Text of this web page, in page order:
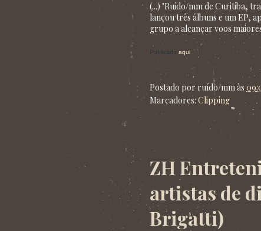
(...) "Ruido/mm de Curitiba,
lançou três álbuns e um EP,
grupo a alcançar voos
Publicado aqui
Postado por ruído/mmàs
Marcadores: Clipping
domingo, 24 de novembro de 2013
ZH
artistas de
Brigatti)